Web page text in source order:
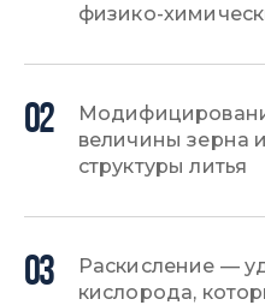
физико-
02
величины зерна
структуры литья
03
Раскисление —
кислорода,